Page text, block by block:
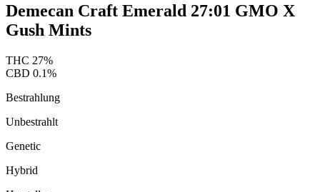
Demecan Craft Emerald 27:01 GMO X
Gush Mints
THC 27%
CBD 0.1%
Bestrahlung
Unbestrahlt
Genetic
Hybrid